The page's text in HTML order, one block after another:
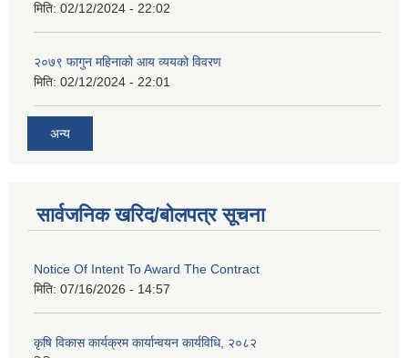
मिति: 02/12/2024 - 22:02
२०७९ फागुन महिनाको आय व्ययको विवरण
मिति: 02/12/2024 - 22:01
अन्य
सार्वजनिक खरिद/बोलपत्र सूचना
Notice Of Intent To Award The Contract
मिति: 07/16/2026 - 14:57
कृषि विकास कार्यक्रम कार्यान्वयन कार्यविधि, २०८२